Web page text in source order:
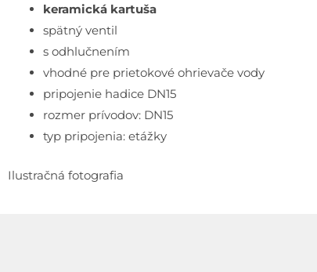
keramická kartuša
spätný ventil
s odhlučnením
vhodné pre prietokové ohrievače vody
pripojenie hadice DN15
rozmer prívodov: DN15
typ pripojenia: etážky
Ilustračná fotografia